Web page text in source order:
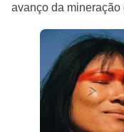
avanço da mineração